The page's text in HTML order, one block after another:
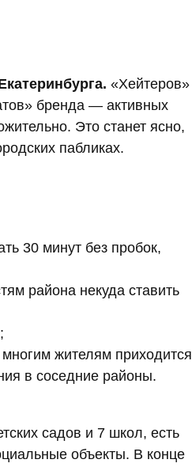
«Хейтеров»
бренда — активных
Это станет ясно,
пабликах.
30 минут без пробок,
района некуда ставить
многим жителям приходится
в соседние районы.
садов и 7 школ, есть
объекты. В конце